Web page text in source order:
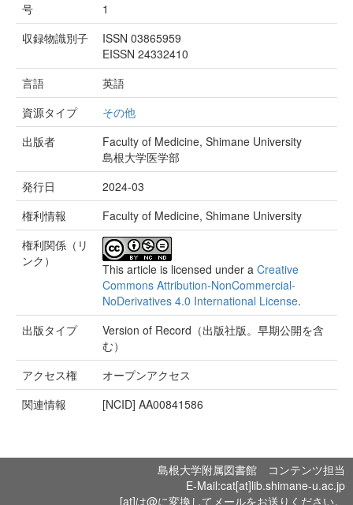
号
1
収録物識別子
ISSN 03865959
EISSN 24332410
言語
英語
資源タイプ
その他
出版者
Faculty of Medicine, Shimane University
島根大学医学部
発行日
2024-03
権利情報
Faculty of Medicine, Shimane University
権利関係（リ
ンク）
This article is licensed under a Creative
Commons Attribution-NonCommercial-
NoDerivatives 4.0 International License.
出版タイプ
Version of Record（出版社版。早期公開を含
む）
アクセス権
オープンアクセス
関連情報
[NCID] AA00841586
島根大学附属図書館 コンテンツ担当
E-Mail:cat[at]lib.shimane-u.ac.jp
[at]は@に変換してメールをお送りください。